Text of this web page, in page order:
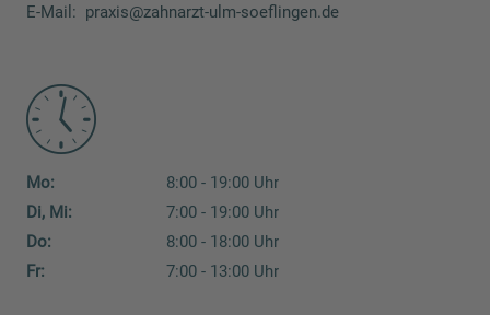
E-Mail: praxis@zahnarzt-ulm-soeflingen.de
Mo:
8:00 - 19:00 Uhr
Di, Mi:
7:00 - 19:00 Uhr
Do:
8:00 - 18:00 Uhr
Fr:
7:00 - 13:00 Uhr